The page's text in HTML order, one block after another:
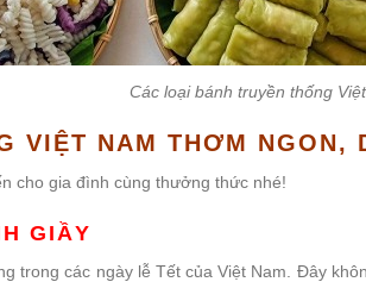
Các loại bánh truyền thống
VIỆT NAM THƠM NGON,
cho gia đình cùng thưởng thức nhé!
GIẦY
trong các ngày lễ Tết của Việt Nam. Đây